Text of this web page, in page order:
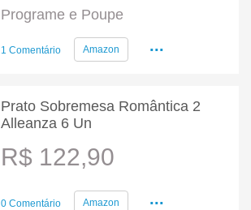
Programe e Poupe
1 Comentário Amazon ...
Prato Sobremesa Romântica 2
Alleanza 6 Un
R$ 122,90
0 Comentário Amazon ...